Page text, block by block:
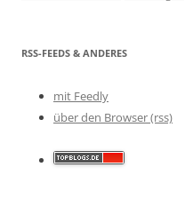
RSS-FEEDS & ANDERES
mit Feedly
über den Browser (rss)